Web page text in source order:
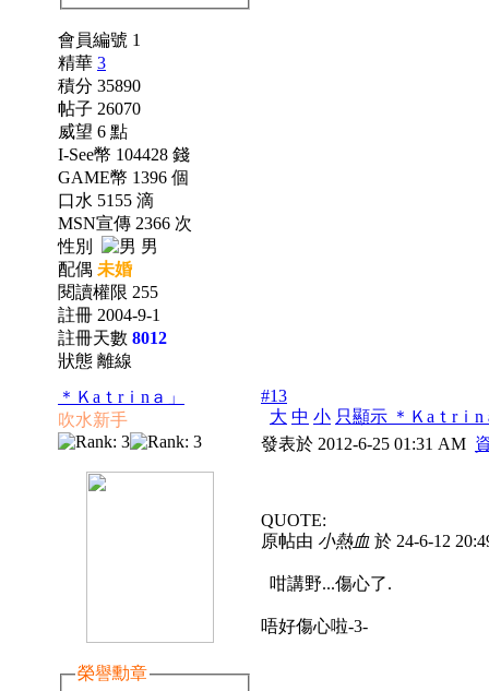
會員編號 1
精華 3
積分 35890
帖子 26070
威望 6 點
I-See幣 104428 錢
GAME幣 1396 個
口水 5155 滴
MSN宣傳 2366 次
性別
男
配偶 未婚
閱讀權限 255
註冊 2004-9-1
註冊天數 8012
狀態 離線
＊Ｋaｔrｉnａ」
吹水新手
榮譽勳章
#13
大 中 小 只顯示 ＊Ｋaｔrｉ
發表於 2012-6-25 01:31 AM
QUOTE:
原帖由 小熱血 於 24-6-12
咁講野...傷心了.
唔好傷心啦-3-